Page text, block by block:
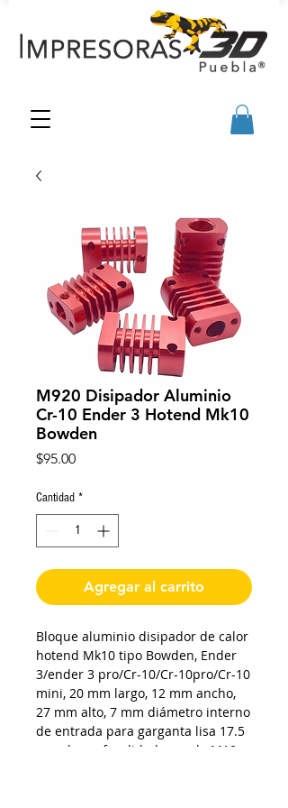
M920 Disipador Aluminio
Cr-10 Ender 3 Hotend Mk10
Bowden
$95.00Precio
Cantidad *
Agregar al carrito
Bloque aluminio disipador de calor
hotend Mk10 tipo Bowden, Ender
3/ender 3 pro/Cr-10/Cr-10pro/Cr-10
mini, 20 mm largo, 12 mm ancho,
27 mm alto, 7 mm diámetro interno
de entrada para garganta lisa 17.5
mm de profundidad, cuerda M10